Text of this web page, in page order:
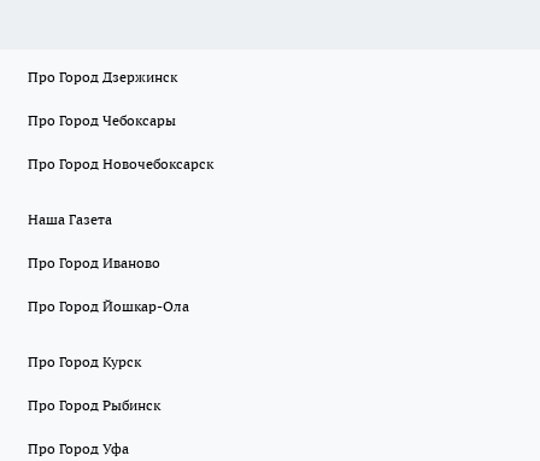
Про Город Дзержинск
Про Город Чебоксары
Про Город Новочебоксарск
Наша Газета
Про Город Иваново
Про Город Йошкар-Ола
Про Город Курск
Про Город Рыбинск
Про Город Уфа